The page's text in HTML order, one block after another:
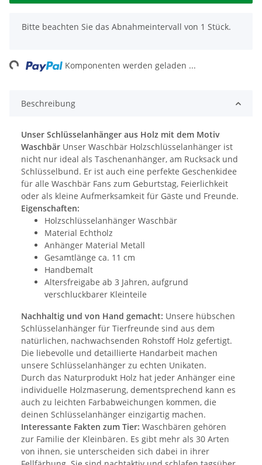
x
Bitte beachten Sie das Abnahmeintervall von 1 Stück.
Komponenten werden geladen ...
Beschreibung
Unser Schlüsselanhänger aus Holz mit dem Motiv
Waschbär Unser Waschbär Holzschlüsselanhänger ist
nicht nur ideal als Taschenanhänger, am Rucksack und
Schlüsselbund. Er ist auch eine perfekte Geschenkidee
für alle Waschbär Fans zum Geburtstag, Feierlichkeit
oder als kleine Aufmerksamkeit für Gäste und Freunde.
Eigenschaften:
Holzschlüsselanhänger Waschbär
Material Echtholz
Anhänger Material Metall
Gesamtlänge ca. 11 cm
Handbemalt
Altersfreigabe ab 3 Jahren, aufgrund
verschluckbarer Kleinteile
Nachhaltig und von Hand gemacht: Unsere hübschen
Schlüsselanhänger für Tierfreunde sind aus dem
natürlichen, nachwachsenden Rohstoff Holz gefertigt.
Die liebevolle und detaillierte Handarbeit machen
unsere Schlüsselanhänger zu echten Unikaten.
Durch das Naturprodukt Holz hat jeder Anhänger eine
individuelle Holzmaserung, dementsprechend kann es
auch zu leichten Farbabweichungen kommen, die
deinen Schlüsselanhänger einzigartig machen.
Interessante Fakten zum Tier: Waschbären gehören
zur Familie der Kleinbären. Es gibt mehr als 30 Arten
von ihnen, sie unterscheiden sich dabei in ihrer